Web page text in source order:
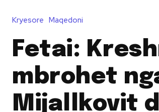
Kryesore Maqedoni
Fetai:
mbrohet
Mijallkovit